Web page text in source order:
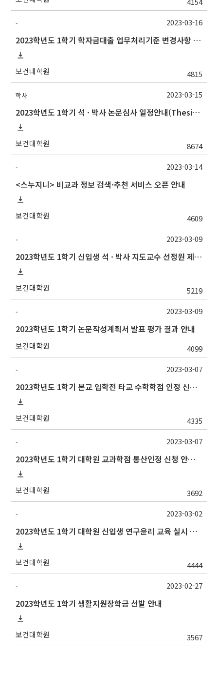
-
2023학년도 1학기 학자금대출 업무처리기준 변경사항 안내
보건대학원 4815
2023-03-16
학사
2023학년도 1학기 석 · 박사 논문심사 일정안내(Thesis Defense Schedules)
보건대학원 8674
2023-03-15
-
<스누지니> 비교과 정보 검색·추천 서비스 오픈 안내
보건대학원 4609
2023-03-14
-
2023학년도 1학기 신입생 석 · 박사 지도교수 선정원 제출(Thesis Advisor)
보건대학원 5219
2023-03-09
-
2023학년도 1학기 논문작성계획서 발표 평가 결과 안내
보건대학원 4099
2023-03-09
-
2023학년도 1학기 본교 입학전 타교 수학학점 인정 신청 안내
보건대학원 4335
2023-03-07
-
2023학년도 1학기 대학원 교과학점 통산인정 신청 안내[양식변경]
보건대학원 3692
2023-03-07
-
2023학년도 1학기 대학원 신입생 연구윤리 교육 실시 안내(~6/30기한연장)
보건대학원 4444
2023-03-02
-
2023학년도 1학기 생활지원장학금 선발 안내
보건대학원 3567
2023-02-27